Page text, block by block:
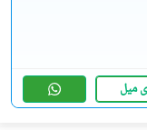
میل